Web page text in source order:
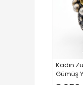
Kadın
Gümüş